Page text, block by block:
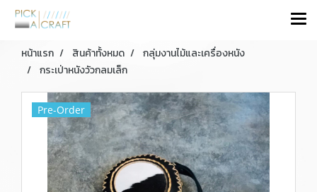
หน้าแรก สินค้าทั้งหมด
กลุ่มงานไม้และเครื่องหนัง
กระเป่าหนังวัวกลมเล็ก
Pre-Order